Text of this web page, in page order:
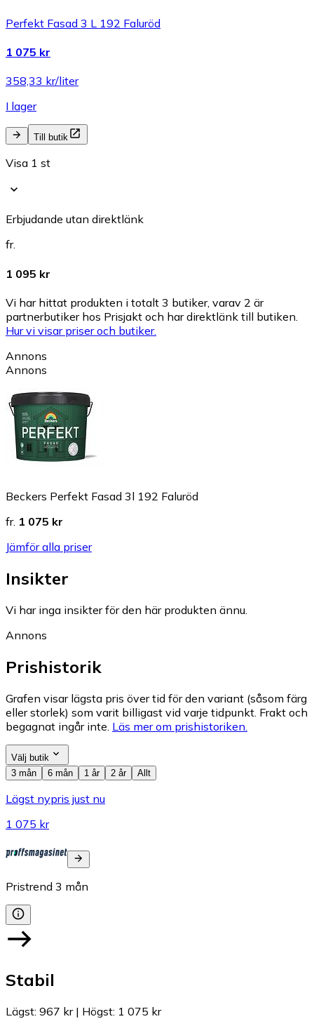
Perfekt Fasad 3 L 192 Faluröd
1 075 kr
358,33 kr/liter
I lager
Till butik
Visa 1 st
Erbjudande utan direktlänk
fr.
1 095 kr
Vi har hittat produkten i totalt 3 butiker, varav 2 är
partnerbutiker hos Prisjakt och har direktlänk till butiken.
Hur vi visar priser och butiker.
Annons
Annons
Beckers Perfekt Fasad 3l 192 Faluröd
fr. 1 075 kr
Jämför alla priser
Insikter
Vi har inga insikter för den här produkten ännu.
Annons
Prishistorik
Grafen visar lägsta pris över tid för den variant (såsom färg
eller storlek) som varit billigast vid varje tidpunkt. Frakt och
begagnat ingår inte. Läs mer om prishistoriken.
Välj butik
3 mån
6 mån 1 år 2 år Allt
Lägst nypris just nu
1 075 kr
Pristrend 3 mån
Stabil
Lägst: 967 kr| Högst: 1 075 kr